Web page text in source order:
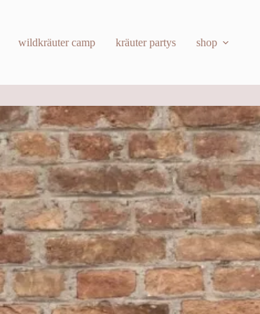
wildkräuter camp kräuter partys shop